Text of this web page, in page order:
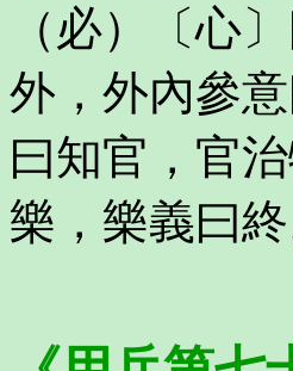
（必）〔心
外，外內參
曰知官，官
樂，樂義曰終